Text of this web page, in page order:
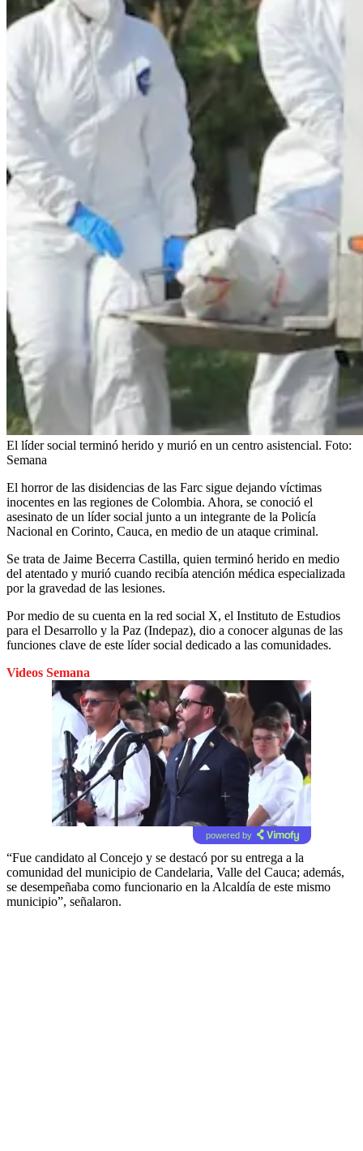
El líder social terminó herido y murió en un centro asistencial. Foto:
Semana
El horror de las disidencias de las Farc sigue dejando víctimas
inocentes en las regiones de Colombia. Ahora, se conoció el
asesinato de un líder social junto a un integrante de la Policía
Nacional en Corinto, Cauca, en medio de un ataque criminal.
Se trata de Jaime Becerra Castilla, quien terminó herido en medio
del atentado y murió cuando recibía atención médica especializada
por la gravedad de las lesiones.
Por medio de su cuenta en la red social X, el Instituto de Estudios
para el Desarrollo y la Paz (Indepaz), dio a conocer algunas de las
funciones clave de este líder social dedicado a las comunidades.
Videos Semana
powered by
“Fue candidato al Concejo y se destacó por su entrega a la
comunidad del municipio de Candelaria, Valle del Cauca; además,
se desempeñaba como funcionario en la Alcaldía de este mismo
municipio”, señalaron.